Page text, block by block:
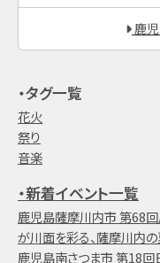
鹿
・タグ一覧
花火
祭り
音楽
・新着イベント一覧
鹿児島薩摩川内市 第68
が川面を彩る、薩摩川内
鹿児島南さつま市 第18回